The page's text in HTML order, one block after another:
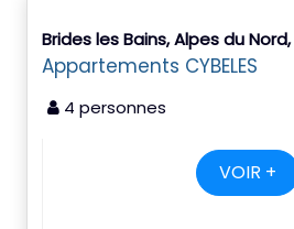
Brides les Bains, Alpes du
Appartements CYBELES
4 personnes
VOIR +